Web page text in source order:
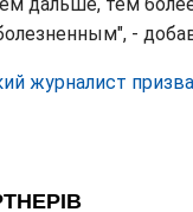
-
журналист